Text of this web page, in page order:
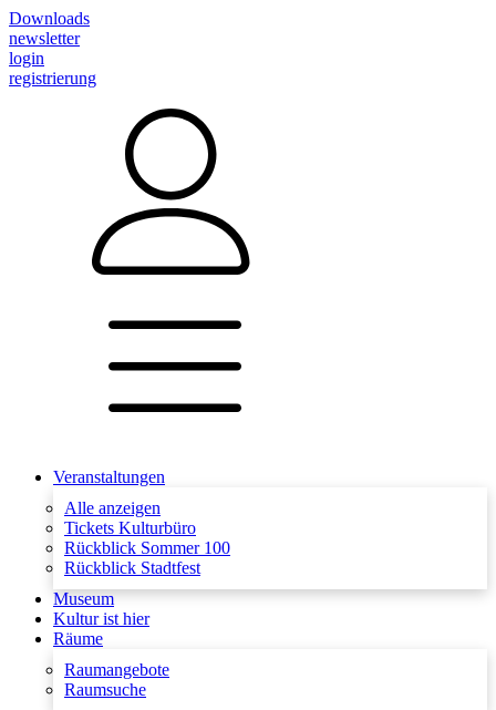
Downloads
newsletter
login
registrierung
Veranstaltungen
Alle anzeigen
Tickets Kulturbüro
Rückblick Sommer 100
Rückblick Stadtfest
Museum
Kultur ist hier
Räume
Raumangebote
Raumsuche